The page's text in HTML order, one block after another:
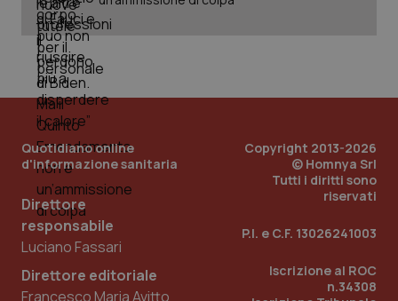
Quotidiano online
d'informazione sanitaria
Direttore
responsabile
Luciano Fassari
Direttore editoriale
Francesco Maria Avitto
Copyright 2013-2026
© Homnya Srl
Tutti i diritti sono
riservati
P.I. e C.F. 13026241003
Iscrizione al ROC
n.34308
_ga_KM60CM4NPH .quotidianosanita.it
1
mese